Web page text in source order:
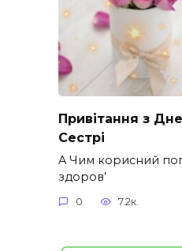
Привітання з
Сестрі
A Чим корисний
здоров’
0 7.2к.